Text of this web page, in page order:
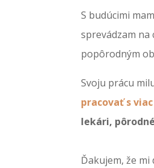
S budúcimi
sprevádzam
popôrodným
Svoju prácu
pracovať s
lekári,
Ďakujem, že mi